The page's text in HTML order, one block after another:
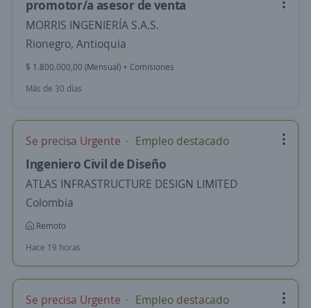
promotor/a asesor de venta
MORRIS INGENIERÍA S.A.S.
Rionegro, Antioquia
$ 1.800.000,00 (Mensual) + Comisiones
Más de 30 días
Se precisa Urgente Empleo destacado
Ingeniero Civil de Diseño
ATLAS INFRASTRUCTURE DESIGN LIMITED
Colombia
Remoto
Hace 19 horas
Se precisa Urgente Empleo destacado